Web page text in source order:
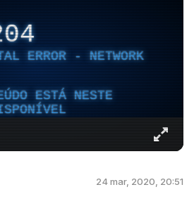
ERROR - NETWORK
ESTÁ NESTE
24 mar, 2020, 20:51